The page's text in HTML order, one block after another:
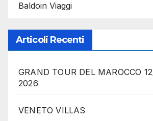
Baldoin Viaggi
Articoli Recenti
GRAND TOUR DEL MAROCCO
2026
VENETO VILLAS